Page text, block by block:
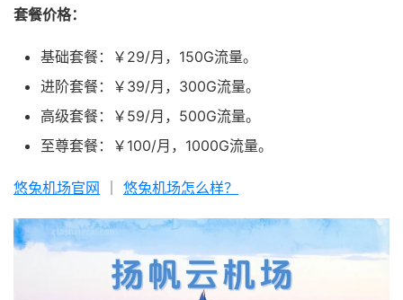
套餐价格：
基础套餐：￥29/月，150G流量。
进阶套餐：￥39/月，300G流量。
高级套餐：￥59/月，500G流量。
至尊套餐：￥100/月，1000G流量。
悠兔机场官网 悠兔机场怎么样？